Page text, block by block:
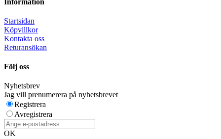
Startsidan
Köpvillkor
Kontakta oss
Returansökan
Följ oss
Nyhetsbrev
Jag vill prenumerera på nyhetsbrevet
Registrera
Avregistrera
OK